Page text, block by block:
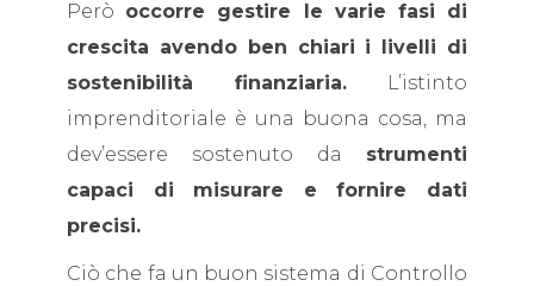
Però occorre gestire le varie fasi di
crescita avendo ben chiari i livelli di
sostenibilità finanziaria. L’istinto
imprenditoriale è una buona cosa, ma
dev’essere sostenuto da strumenti
capaci di misurare e fornire dati
precisi.
Ciò che fa un buon sistema di Controllo